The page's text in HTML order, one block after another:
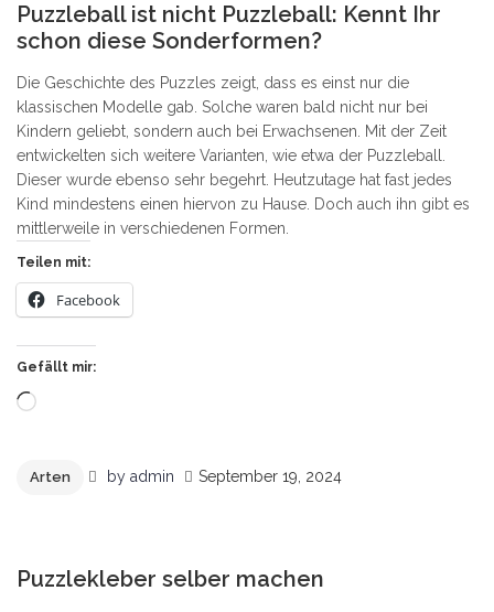
Puzzleball ist nicht Puzzleball: Kennt Ihr
schon diese Sonderformen?
Die Geschichte des Puzzles zeigt, dass es einst nur die
klassischen Modelle gab. Solche waren bald nicht nur bei
Kindern geliebt, sondern auch bei Erwachsenen. Mit der Zeit
entwickelten sich weitere Varianten, wie etwa der Puzzleball.
Dieser wurde ebenso sehr begehrt. Heutzutage hat fast jedes
Kind mindestens einen hiervon zu Hause. Doch auch ihn gibt es
mittlerweile in verschiedenen Formen.
Teilen mit:
Facebook
Gefällt mir:
Wird
Arten by admin September 19, 2024
Puzzlekleber selber machen